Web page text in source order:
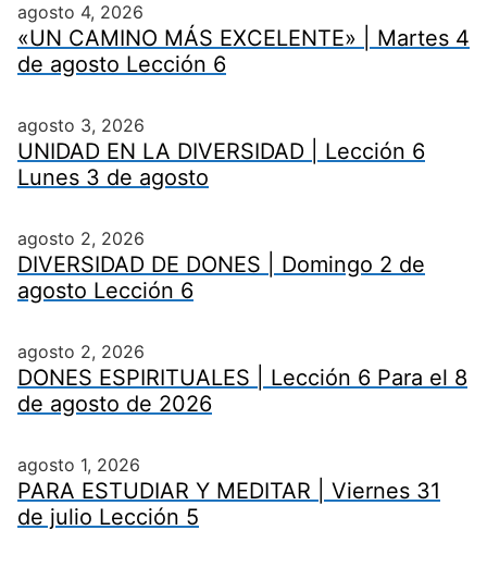
agosto 4, 2026
«UN CAMINO MÁS EXCELENTE» | Martes 4
de agosto Lección 6
agosto 3, 2026
UNIDAD EN LA DIVERSIDAD | Lección 6
Lunes 3 de agosto
agosto 2, 2026
DIVERSIDAD DE DONES | Domingo 2 de
agosto Lección 6
agosto 2, 2026
DONES ESPIRITUALES | Lección 6 Para el 8
de agosto de 2026
agosto 1, 2026
PARA ESTUDIAR Y MEDITAR | Viernes 31
de julio Lección 5